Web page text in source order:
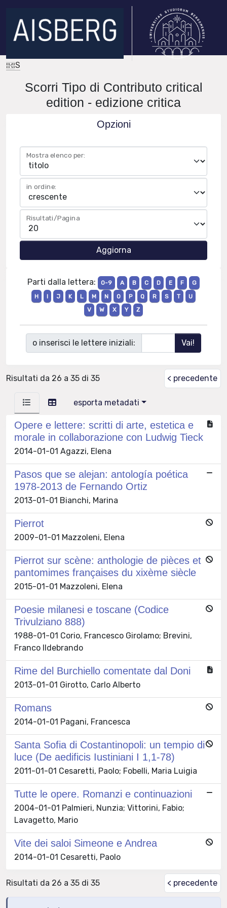
IRIS
Scorri Tipo di Contributo critical
edition - edizione critica
Opzioni
Mostra elenco per:
in ordine:
Risultati/Pagina
Parti dalla lettera: 0-9 A B C D E F
G
H
I J K L M N O P Q R S T
U
V
W X Y Z
o inserisci le lettere iniziali:
Risultati da 26 a 35 di 35 < precedente
esporta metadati
Opere e lettere: scritti di arte, estetica e
morale in collaborazione con Ludwig Tieck
2014-01-01 Agazzi, Elena
Pasos que se alejan: antología poética
1978-2013 de Fernando Ortiz
2013-01-01 Bianchi, Marina
Pierrot
2009-01-01 Mazzoleni, Elena
Pierrot sur scène: anthologie de pièces et
pantomimes françaises du xixème siècle
2015-01-01 Mazzoleni, Elena
Poesie milanesi e toscane (Codice
Trivulziano 888)
1988-01-01 Corio, Francesco Girolamo; Brevini,
Franco Ildebrando
Rime del Burchiello comentate dal Doni
2013-01-01 Girotto, Carlo Alberto
Romans
2014-01-01 Pagani, Francesca
Santa Sofia di Costantinopoli: un tempio di
luce (De aedificis Iustiniani I 1,1-78)
2011-01-01 Cesaretti, Paolo; Fobelli, Maria Luigia
Tutte le opere. Romanzi e continuazioni
2004-01-01 Palmieri, Nunzia; Vittorini, Fabio;
Lavagetto, Mario
Vite dei saloi Simeone e Andrea
2014-01-01 Cesaretti, Paolo
Risultati da 26 a 35 di 35 < precedente